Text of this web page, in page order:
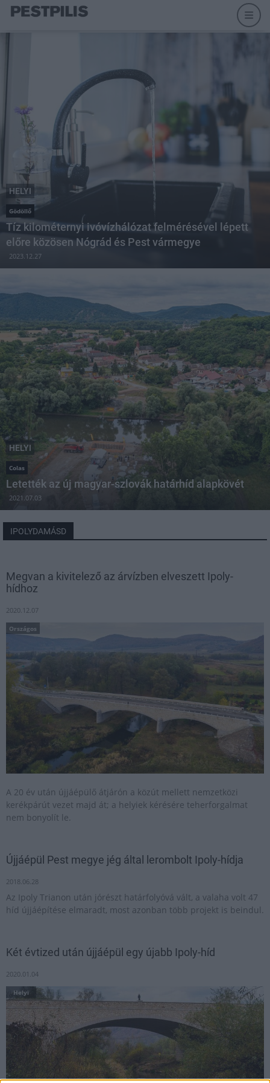
HELYI
Gödöllő
Tíz kilométernyi ivóvízhálózat felmérésével lépett
előre közösen Nógrád és Pest vármegye
2023.12.27
HELYI
Colas
Letették az új magyar-szlovák határhíd alapkövét
2021.07.03
IPOLYDAMÁSD
Megvan a kivitelező az árvízben elveszett Ipoly-
hídhoz
2020.12.07
Országos
A 20 év után újjáépülő átjárón a közút mellett nemzetközi
kerékpárút vezet majd át; a helyiek kérésére teherforgalmat
nem bonyolít le.
Újjáépül Pest megye jég által lerombolt Ipoly-hídja
2018.06.28
Az Ipoly Trianon után jórészt határfolyóvá vált, a valaha volt 47
híd újjáépítése elmaradt, most azonban több projekt is beindul.
Két évtized után újjáépül egy újabb Ipoly-híd
2020.01.04
Helyi